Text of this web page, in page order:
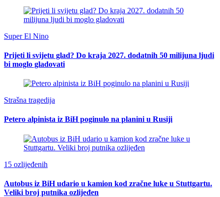
Super El Nino
Prijeti li svijetu glad? Do kraja 2027. dodatnih 50 milijuna ljudi
bi moglo gladovati
Strašna tragedija
Petero alpinista iz BiH poginulo na planini u Rusiji
15 ozlijeđenih
Autobus iz BiH udario u kamion kod zračne luke u Stuttgartu.
Veliki broj putnika ozlijeđen